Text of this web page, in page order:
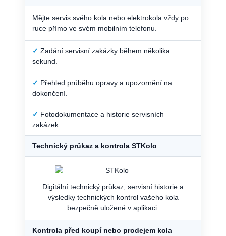
Mějte servis svého kola nebo elektrokola vždy po
ruce přímo ve svém mobilním telefonu.
✓ Zadání servisní zakázky během několika
sekund.
✓ Přehled průběhu opravy a upozornění na
dokončení.
✓ Fotodokumentace a historie servisních
zakázek.
Technický průkaz a kontrola STKolo
Digitální technický průkaz, servisní historie a
výsledky technických kontrol vašeho kola
bezpečně uložené v aplikaci.
Kontrola před koupí nebo prodejem kola